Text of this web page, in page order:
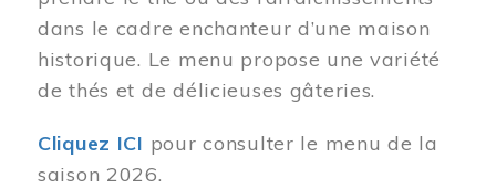
dans le cadre enchanteur d’une maison
historique. Le menu propose une variété
de thés et de délicieuses gâteries.
Cliquez ICI pour consulter le menu de la
saison 2026.